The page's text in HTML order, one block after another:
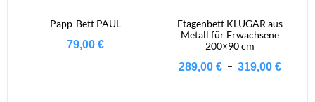
Papp-Bett PAUL
79,00 €
Etagenbett KLUGAR aus
Metall für Erwachsene
200×90 cm
289,00 €- 319,00 €